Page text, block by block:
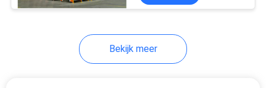
IndustriëleBekijk meer